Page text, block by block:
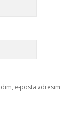
e-posta adresim